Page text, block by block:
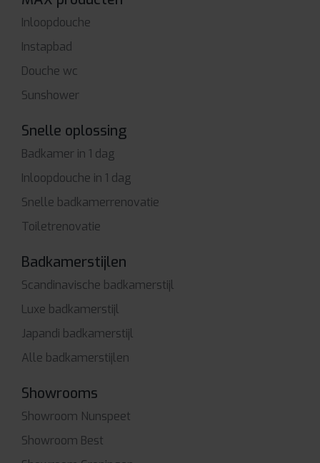
Inloopdouche
Instapbad
Douche wc
Sunshower
Snelle oplossing
Badkamer in 1 dag
Inloopdouche in 1 dag
Snelle badkamerrenovatie
Toiletrenovatie
Badkamerstijlen
Scandinavische badkamerstijl
Luxe badkamerstijl
Japandi badkamerstijl
Alle badkamerstijlen
Showrooms
Showroom Nunspeet
Showroom Best